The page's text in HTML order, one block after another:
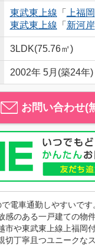
東武東上線 「 上福岡
東武東上線 「 新河岸
3LDK(75.76㎡)
2002年 5月(築24年)
お問い合わせ(
電車通勤しやすいです
感のある一戸建ての物
市や東武東上線上福岡
切丁寧且つユニークな